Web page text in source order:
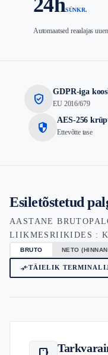
SÜNKR.
Automaatsed reaalajas
verified_user GDPR-iga
EU 2016/679
security AES-256
Ettevõtte tase
Esiletõstetud
AASTANE
LIIKMESRIIKIDES :
BRUTO NETO
compare_arrowsTÄIELIK